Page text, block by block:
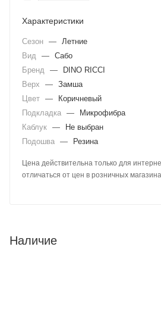
Характеристики
Сезон —
Летние
Вид
— Сабо
Бренд
—
DINO RICCI
Верх
— Замша
Цвет —
Коричневый
Подкладка —
Микрофибра
Каблук —
Не выбран
Подошва — Резина
Цена действительна только для
отличаться от цен в розничных
Наличие